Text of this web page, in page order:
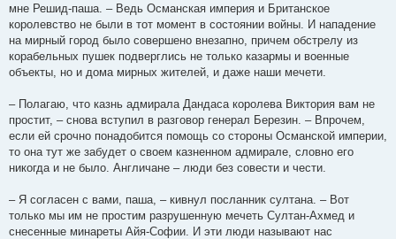
мне Решид-паша. – Ведь Османская империя и Британское
королевство не были в тот момент в состоянии войны. И нападение
на мирный город было совершено внезапно, причем обстрелу из
корабельных пушек подверглись не только казармы и военные
объекты, но и дома мирных жителей, и даже наши мечети.
– Полагаю, что казнь адмирала Дандаса королева Виктория вам не
простит, – снова вступил в разговор генерал Березин. – Впрочем,
если ей срочно понадобится помощь со стороны Османской империи,
то она тут же забудет о своем казненном адмирале, словно его
никогда и не было. Англичане – люди без совести и чести.
– Я согласен с вами, паша, – кивнул посланник султана. – Вот
только мы им не простим разрушенную мечеть Султан-Ахмед и
снесенные минареты Айя-Софии. И эти люди называют нас